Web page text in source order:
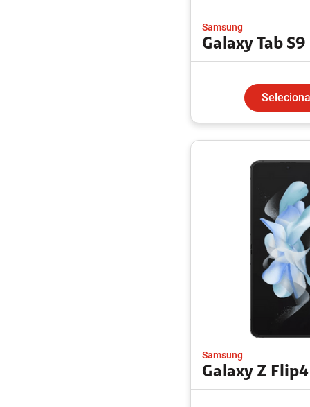
Samsung
Galaxy Tab S9
Samsung
Galaxy Z Flip4